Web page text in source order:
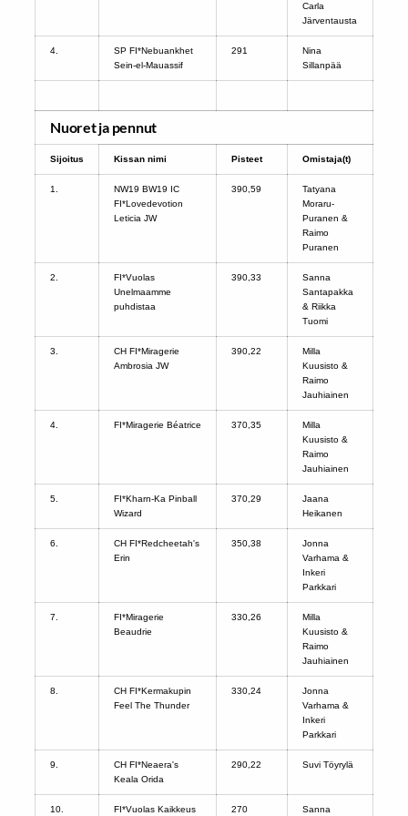
Carla
Järventausta
4.
SP FI*Nebuankhet
Sein-el-Mauassif
291
Nina
Sillanpää
Nuoret ja pennut
Sijoitus Kissan nimi Pisteet Omistaja(t)
1.
NW19 BW19 IC
FI*Lovedevotion
Leticia JW
390,59
Tatyana
Moraru-
Puranen &
Raimo
Puranen
2.
FI*Vuolas
Unelmaamme
puhdistaa
390,33
Sanna
Santapakka
& Riikka
Tuomi
3.
CH FI*Miragerie
Ambrosia JW
390,22
Milla
Kuusisto &
Raimo
Jauhiainen
4. FI*Miragerie Béatrice 370,35
Milla
Kuusisto &
Raimo
Jauhiainen
5.
FI*Kharn-Ka Pinball
Wizard
370,29
Jaana
Heikanen
6.
CH FI*Redcheetah's
Erin
350,38
Jonna
Varhama &
Inkeri
Parkkari
7.
FI*Miragerie
Beaudrie
330,26
Milla
Kuusisto &
Raimo
Jauhiainen
8.
CH FI*Kermakupin
Feel The Thunder
330,24
Jonna
Varhama &
Inkeri
Parkkari
9.
CH FI*Neaera's
Keala Orida
290,22 Suvi Töyrylä
10.
FI*Vuolas Kaikkeus
270
Sanna